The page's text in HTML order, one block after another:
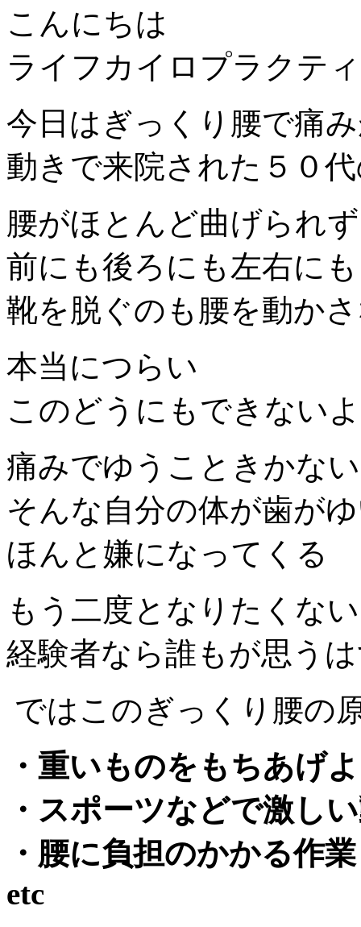
こんにちは
ライフカイロプラクテ
今日はぎっくり腰で痛
動きで来院された５０
腰がほとんど曲げられず
前にも後ろにも左右にも
靴を脱ぐのも腰を動か
本当につらい
このどうにもできない
痛みでゆうこときかない
そんな自分の体が歯が
ほんと嫌になってくる
もう二度となりたくない
経験者なら誰もが思う
ではこのぎっくり腰の
・重いものをもちあげ
・スポーツなどで激し
・腰に負担のかかる作
etc